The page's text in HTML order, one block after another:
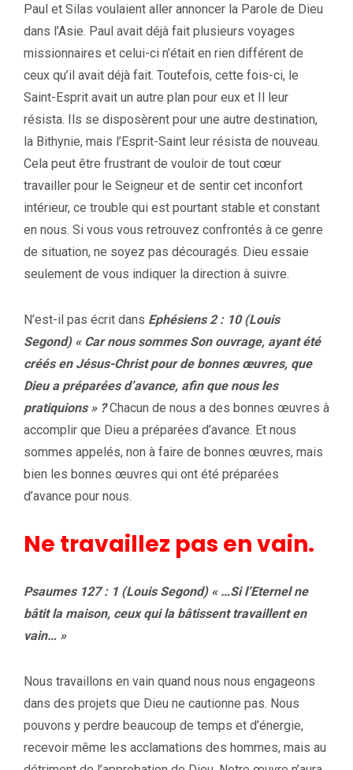
Paul et Silas voulaient aller annoncer la Parole de Dieu
dans l’Asie. Paul avait déjà fait plusieurs voyages
missionnaires et celui-ci n’était en rien différent de
ceux qu’il avait déjà fait. Toutefois, cette fois-ci, le
Saint-Esprit avait un autre plan pour eux et Il leur
résista. Ils se disposèrent pour une autre destination,
la Bithynie, mais l’Esprit-Saint leur résista de nouveau.
Cela peut être frustrant de vouloir de tout cœur
travailler pour le Seigneur et de sentir cet inconfort
intérieur, ce trouble qui est pourtant stable et constant
en nous. Si vous vous retrouvez confrontés à ce genre
de situation, ne soyez pas découragés. Dieu essaie
seulement de vous indiquer la direction à suivre.
N’est-il pas écrit dans Ephésiens 2 : 10 (Louis
Segond) « Car nous sommes Son ouvrage, ayant été
créés en Jésus-Christ pour de bonnes œuvres, que
Dieu a préparées d’avance, afin que nous les
pratiquions » ?Chacun de nous a des bonnes œuvres à
accomplir que Dieu a préparées d’avance. Et nous
sommes appelés, non à faire de bonnes œuvres, mais
bien les bonnes œuvres qui ont été préparées
d’avance pour nous.
Ne travaillez pas en vain.
Psaumes 127 : 1 (Louis Segond) « …Si l’Eternel ne
bâtit la maison, ceux qui la bâtissent travaillent en
vain… »
Nous travaillons en vain quand nous nous engageons
dans des projets que Dieu ne cautionne pas. Nous
pouvons y perdre beaucoup de temps et d’énergie,
recevoir même les acclamations des hommes, mais au